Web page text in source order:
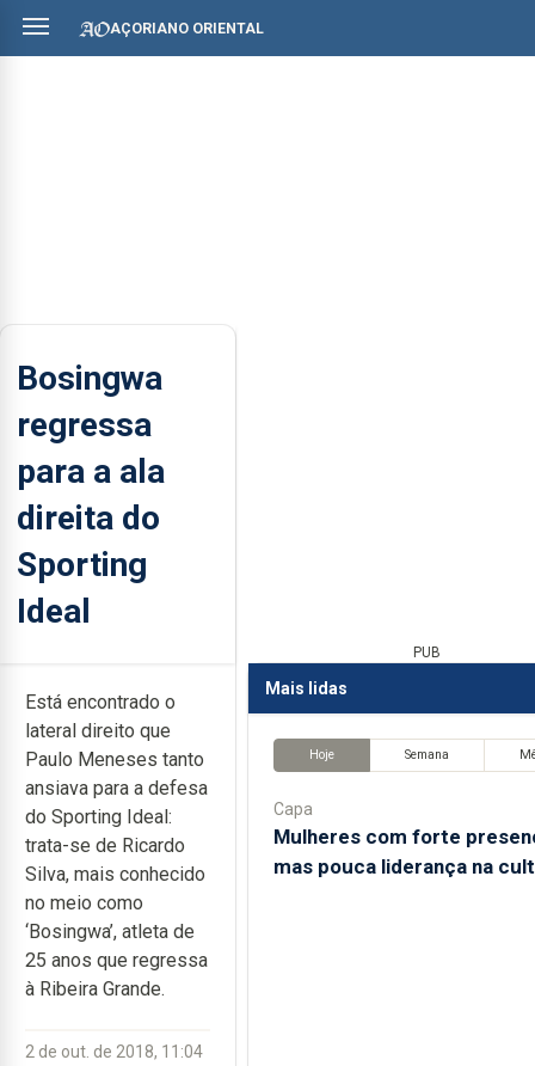
AÇORIANO ORIENTAL
Bosingwa
regressa
para a ala
direita do
Sporting
Ideal
Está encontrado o
lateral direito que
Paulo Meneses tanto
ansiava para a defesa
do Sporting Ideal:
trata-se de Ricardo
Silva, mais conhecido
no meio como
‘Bosingwa’, atleta de
25 anos que regressa
à Ribeira Grande.
2 de out. de 2018, 11:04
PUB
Mais lidas
Hoje Semana
Capa
Mulheres com forte
mas pouca liderança na